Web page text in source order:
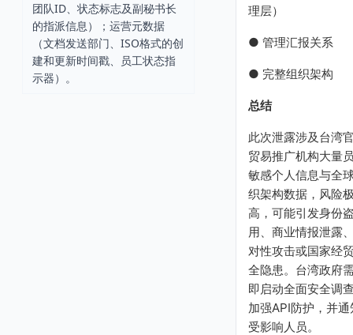
团队ID、状态标志及副秘书长
的指派信息）；运营元数据
（文档发送部门、ISO格式的创
建和更新时间戳、员工状态指
示器）。
理层）
● 管理汇报关系
● 完整组织架构
总结
此次泄露涉及台湾
贸易推广机构大量
敏感个人信息与全
织架构数据，风险
高，可能引发身份
用、商业情报泄露
对性攻击或国家经
全隐患。台湾政府
即启动全面安全调
加强API防护，并通
受影响人员。